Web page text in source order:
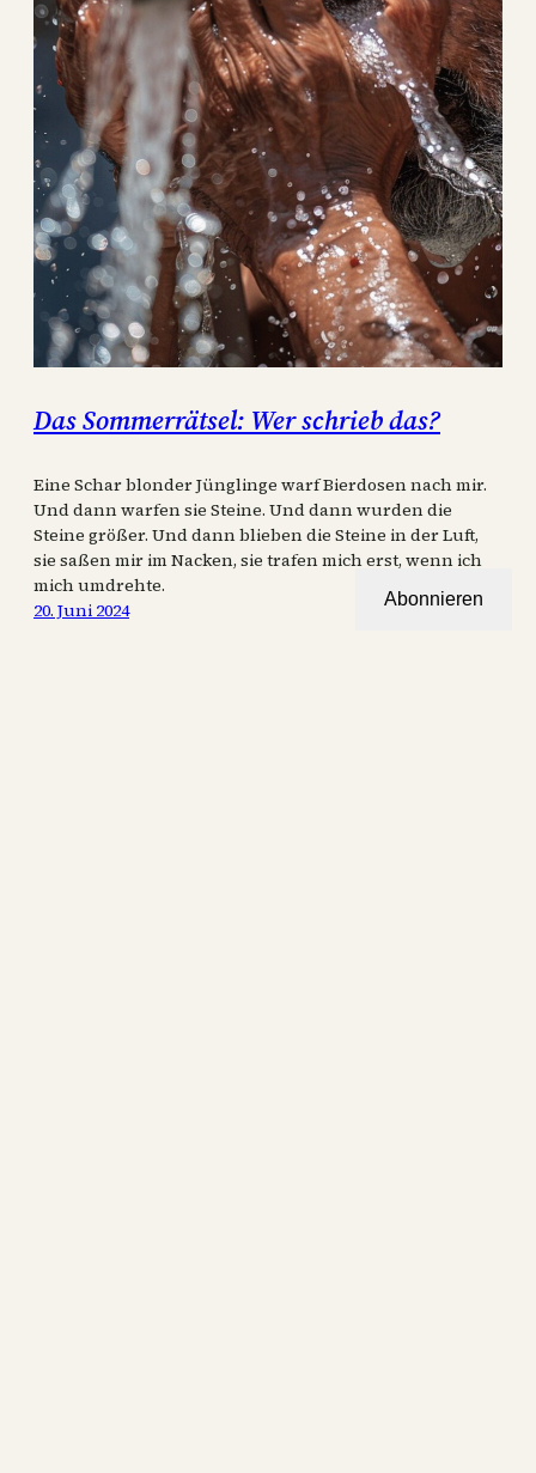
Das Sommerrätsel: Wer schrieb das?
Eine Schar blonder Jünglinge warf Bierdosen nach mir.
Und dann warfen sie Steine. Und dann wurden die
Steine größer. Und dann blieben die Steine in der Luft,
sie saßen mir im Nacken, sie trafen mich erst, wenn ich
mich umdrehte.
20. Juni 2024
Abonnieren